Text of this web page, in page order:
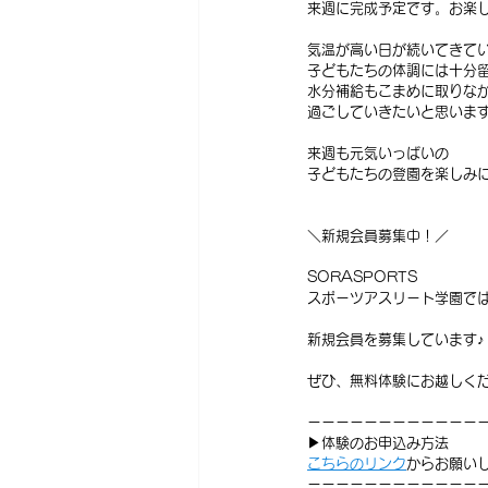
来週に完成予定です。お楽
気温が高い日が続いてきて
子どもたちの体調には十分
水分補給もこまめに取りな
過ごしていきたいと思いま
来週も元気いっばいの
子どもたちの登園を楽しみ
＼新規会員募集中！／
SORASPORTS
スポーツアスリート学園で
新規会員を募集しています♪
ぜひ、無料体験にお越しく
ーーーーーーーーーーーー
▶体験のお申込み方法
⁡こちらのリンクからお願い
ーーーーーーーーーーーー